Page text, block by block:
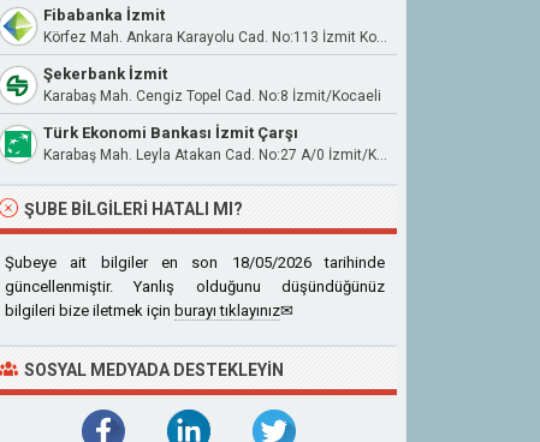
Fibabanka İzmit
Körfez Mah. Ankara Karayolu Cad. No:113 İzmit Kocaeli
Şekerbank İzmit
Karabaş Mah. Cengiz Topel Cad. No:8 İzmit/Kocaeli
Türk Ekonomi Bankası İzmit Çarşı
Karabaş Mah. Leyla Atakan Cad. No:27 A/0 İzmit/Kocaeli
ŞUBE BILGILERI HATALI MI?
Şubeye ait bilgiler en son 18/05/2026 tarihinde
güncellenmiştir. Yanlış olduğunu düşündüğünüz
bilgileri bize iletmek için burayı tıklayınız✉
SOSYAL MEDYADA DESTEKLEYIN